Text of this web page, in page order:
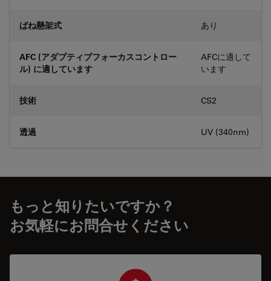
ばね懸架式 あり
AFC (アダプティブフォーカスコントロー
ル) に適しています
AFCに適して
います
技術 CS2
透過 UV (340nm)
もっと知りたいですか？
お気軽にお問合せください